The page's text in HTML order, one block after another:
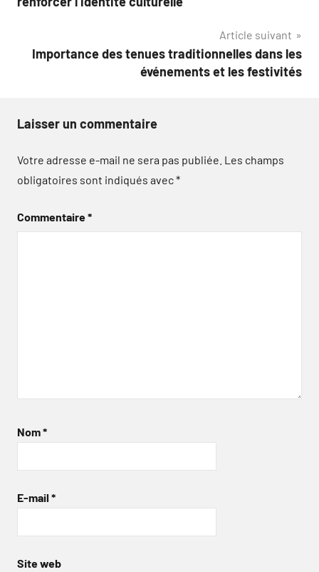
Article suivant
Importance des tenues traditionnelles dans les
événements et les festivités
Laisser un commentaire
Votre adresse e-mail ne sera pas publiée. Les champs
obligatoires sont indiqués avec*
Commentaire*
Nom*
E-mail *
Site web